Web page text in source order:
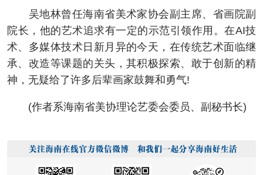
吴地林曾任海南省美术家协会副主席、省画院副
院长，他的艺术追求有一定的示范引领作用。在AI技
术、多媒体技术日新月异的今天，在传统艺术面临继
承、改造等课题的关头，其积极探索、敢于创新的精
神，无疑给了许多后辈画家鼓舞和勇气!
(作者系海南省美协理论艺委会委员、副秘书长)